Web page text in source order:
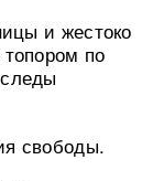
и жестоко
по
свободы.